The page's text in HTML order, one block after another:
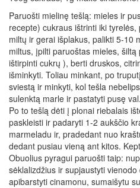
Paruošti mielinę tešlą: mieles ir
recepte) cukraus ištrinti iki
miltų ir gerai išplakus, palikti 5-10
miltus, įpilti paruoštas mieles,
ištirpinti cukrų ), berti druskos,
išminkyti. Toliau minkant, po
sviestą ir minkyti, kol tešla
sulenktą marle ir pastatyti pusę
Po to tešlą dėti į plonai riebalais
paskleisti ir padaryti 1-2 aukščio
marmeladu ir, pradedant nuo
dedant pusiau vieną ant kitos.
Obuolius pyragui paruošti taip:
sėklalizdžius ir supjaustyti
apibarstyti cinamonu, sumaišytu